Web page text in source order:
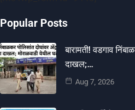
Popular Posts
बारामती! वडगाव
दाखल;…
Aug 7, 2026